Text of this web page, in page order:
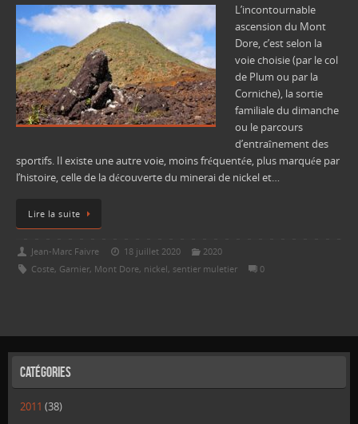
L’incontournable
ascension du Mont
Dore, c’est selon la
voie choisie (par le col
de Plum ou par la
Corniche), la sortie
familiale du dimanche
ou le parcours
d’entraînement des
sportifs. Il existe une autre voie, moins fréquentée, plus marquée par
l’histoire, celle de la découverte du minerai de nickel et…
Lire la suite
Jean-Marc Faivre 18 juillet 2020
2020
Coste, Garnier, Mont Dore, nickel, sentier muletier 0
Catégories
2011 (38)